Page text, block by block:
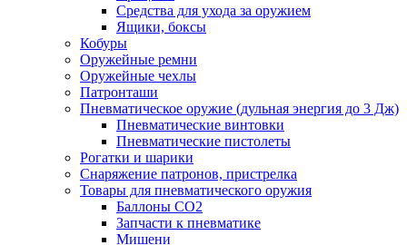
Средства для ухода за оружием
Ящики, боксы
Кобуры
Оружейные ремни
Оружейные чехлы
Патронташи
Пневматическое оружие (дульная энергия до 3 Дж)
Пневматические винтовки
Пневматические пистолеты
Рогатки и шарики
Снаряжение патронов, пристрелка
Товары для пневматического оружия
Баллоны СО2
Запчасти к пневматике
Мишени